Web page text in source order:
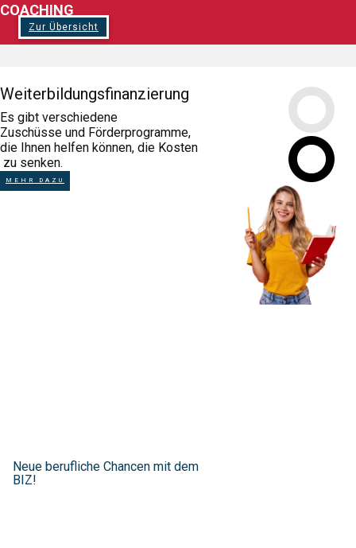
COACHING
Zur Übersicht
Weiterbildungsfi​nanzierung
Es gibt verschiedene
Zuschüsse und Förderprogramme,
die Ihnen helfen können, die Kosten
zu senken.
MEHR DAZU
Neue berufliche Chancen mit dem
BIZ!